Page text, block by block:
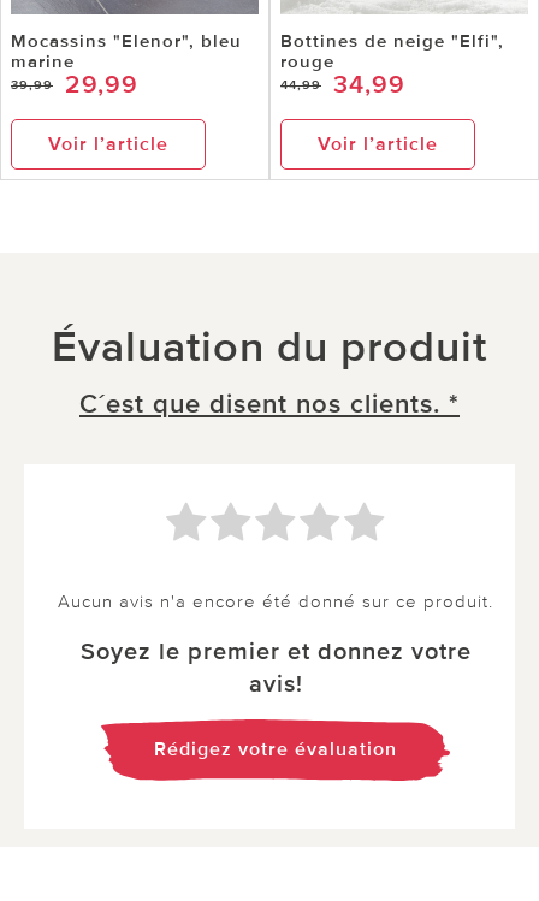
Mocassins "Elenor", bleu
marine
39,99 29,99
Voir l’article
Bottines de neige "Elfi",
rouge
44,99 34,99
Voir l’article
Évaluation du produit
C´est que disent nos clients. *
Aucun avis n'a encore été donné sur ce produit.
Soyez le premier et donnez votre
avis!
Rédigez votre évaluation